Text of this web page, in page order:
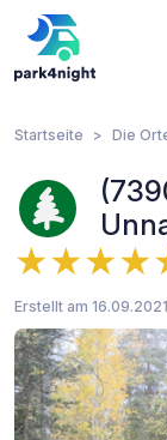
Startseite Die
Erstellt am